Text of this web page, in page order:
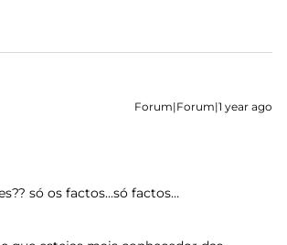
Forum|Forum|1 year ago
só os factos...só factos…